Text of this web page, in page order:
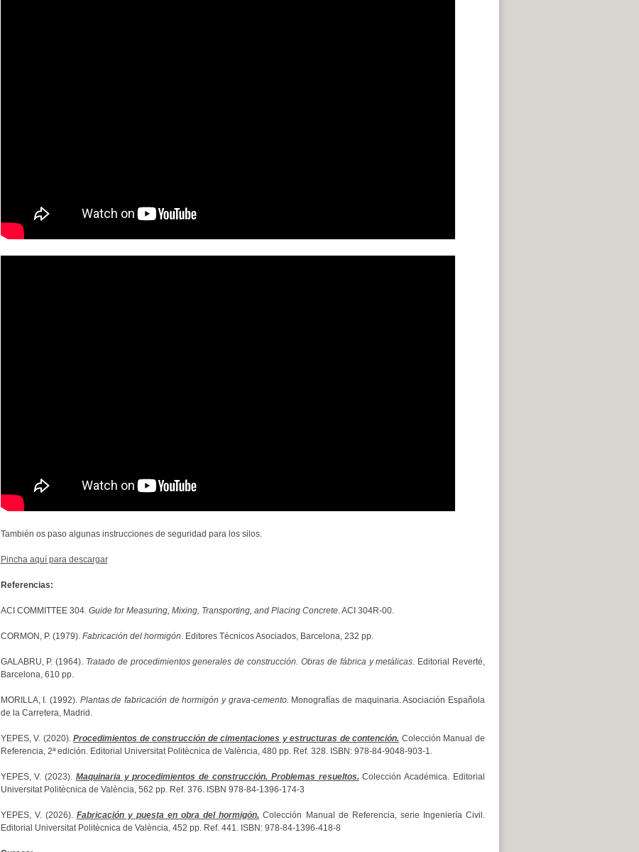
También os paso algunas instrucciones de seguridad para los silos.
Pincha aquí para descargar
Referencias:
ACI COMMITTEE 304. Guide for Measuring, Mixing, Transporting, and Placing Concrete. ACI 304R-00.
CORMON, P. (1979). Fabricación del hormigón. Editores Técnicos Asociados, Barcelona, 232 pp.
GALABRU, P. (1964). Tratado de procedimientos generales de construcción. Obras de fábrica y metálicas. Editorial Reverté,
Barcelona, 610 pp.
MORILLA, I. (1992). Plantas de fabricación de hormigón y grava-cemento. Monografías de maquinaria. Asociación Española
de la Carretera, Madrid.
YEPES, V. (2020).Procedimientos de construcción de cimentaciones y estructuras de contención. Colección Manual de
Referencia, 2ª edición. Editorial Universitat Politècnica de València, 480 pp. Ref. 328. ISBN: 978-84-9048-903-1.
YEPES, V. (2023). Maquinaria y procedimientos de construcción. Problemas resueltos.Colección Académica. Editorial
Universitat Politècnica de València, 562 pp. Ref. 376. ISBN 978-84-1396-174-3
YEPES, V. (2026). Fabricación y puesta en obra del hormigón. Colección Manual de Referencia, serie Ingeniería Civil.
Editorial Universitat Politècnica de València, 452 pp. Ref. 441. ISBN: 978-84-1396-418-8